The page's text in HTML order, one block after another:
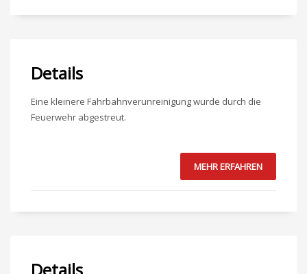
Details
Eine kleinere Fahrbahnverunreinigung wurde durch die
Feuerwehr abgestreut.
MEHR ERFAHREN